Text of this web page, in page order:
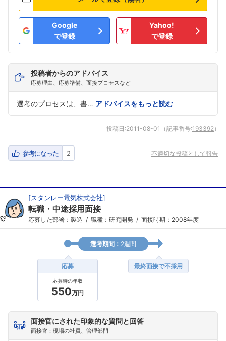
こちらの企業もフォローしませんか？
Google
で登録
Yahoo!
で登録
投稿者からのアドバイス
応募理由、応募準備、面接プロセスなど
選考のプロセスは、書… アドバイスをもっと読む
投稿日:2011-08-01 （記事番号:193392 ）
参考になった 2 不適切な投稿として報告
[スタンレー電気株式会社]
転職・中途採用面接
応募した部署：製造 職種：研究開発 面接時期：2008年度
選考期間： 2週間
応募
応募時の年収
550万円
最終面接で不採用
面接官にされた印象的な質問と回答
面接官：現場の社員、管理部門